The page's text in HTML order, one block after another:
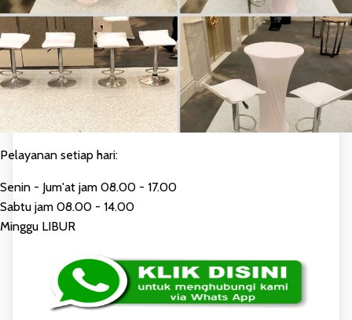
Pelayanan setiap hari:
Senin - Jum'at jam 08.00 - 17.00
Sabtu jam 08.00 - 14.00
Minggu LIBUR